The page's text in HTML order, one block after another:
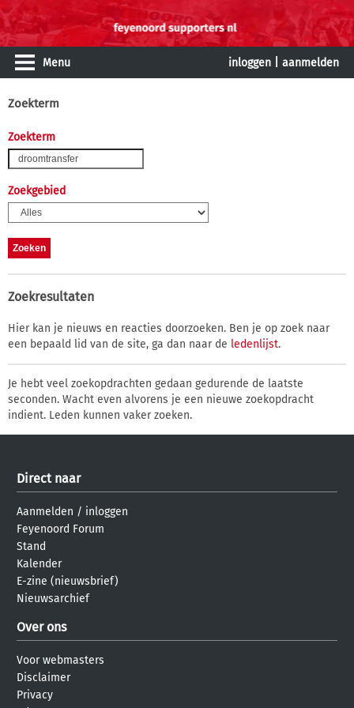
Menu inloggen aanmelden
Zoekterm
Zoekterm
Zoekgebied
Zoekresultaten
Hier kan je nieuws en reacties doorzoeken. Ben je op zoek naar
een bepaald lid van de site, ga dan naar de ledenlijst.
Je hebt veel zoekopdrachten gedaan gedurende de laatste
seconden. Wacht even alvorens je een nieuwe zoekopdracht
indient. Leden kunnen vaker zoeken.
Direct naar
Aanmelden / inloggen
Feyenoord Forum
Stand
Kalender
E-zine (nieuwsbrief)
Nieuwsarchief
Over ons
Voor webmasters
Disclaimer
Privacy